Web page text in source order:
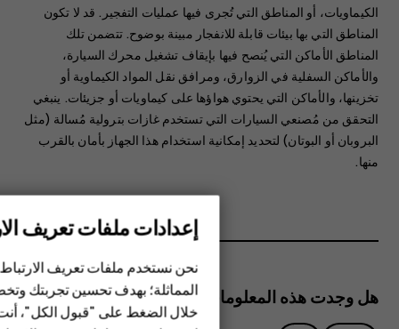
الهواتف الذكية
الهواتف المميزة
الأكسسوارات
الكيماويات، أو المناطق التي تُجرى فيها عمليات التفجير.‬ قد لا تكون
المناطق التي بها بيئات قابلة للانفجار مبينة بوضوح. تتضمن تلك
المناطق الأماكن التي يُنصح فيها بإيقاف تشغيل محرك السيارة،
والأماكن السفلية في الزوارق، ومرافق نقل المواد الكيماوية أو
تخزينها، والأماكن التي يحتوي هواؤها على كيماويات أو جزيئات. ينبغي
التحقق من مُصنعي السيارات التي تستخدم غازات بترولية مُسالة (مثل
البروبان أو البوتان) لتحديد إمكانية استخدام هذا الجهاز بأمان بالقرب
منها.
هل وجدت هذه المعلومات مفيدة؟
إعدادات ملفات تعريف
نحن نستخدم ملفات تعريف
المماثلة؛ بهدف تحسين تجربتك
خلال الضغط على "قبول الكل"،